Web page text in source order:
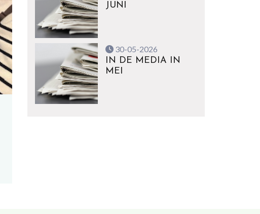
JUNI
30-05-2026
IN DE MEDIA IN
MEI